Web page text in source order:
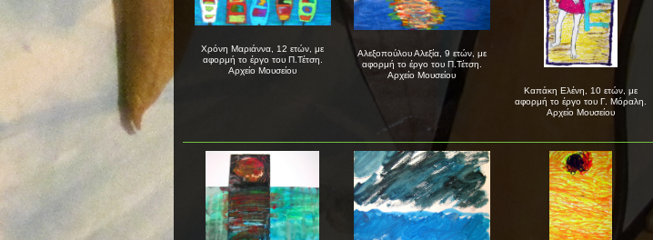
Χρόνη Μαριάννα, 12 ετών, με
αφορμή το έργο του Π.Τέτση.
Αρχείο Μουσείου
Αλεξοπούλου Αλεξία, 9 ετών, με
αφορμή το έργο του Π.Τέτση.
Αρχείο Μουσείου
Καπάκη Ελένη, 10 ετών, με
αφορμή το έργο του Γ. Μόραλη.
Αρχείο Μουσείου